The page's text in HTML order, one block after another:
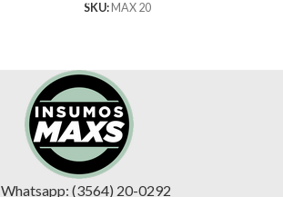
SKU: MAX 20
Whatsapp: (3564) 20-0292